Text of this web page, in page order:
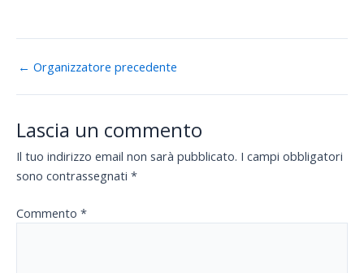
← Organizzatore precedente
Lascia un commento
Il tuo indirizzo email non sarà pubblicato. I campi obbligatori
sono contrassegnati *
Commento *